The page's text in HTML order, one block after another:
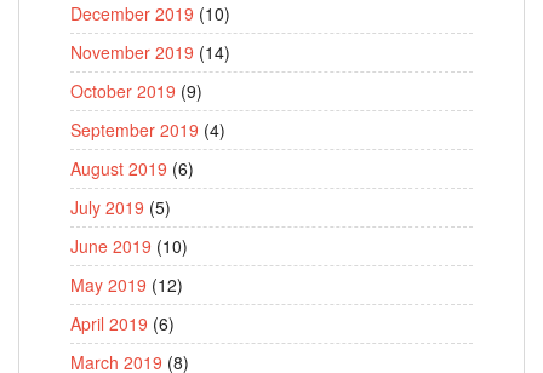
December 2019 (10)
November 2019 (14)
October 2019 (9)
September 2019 (4)
August 2019 (6)
July 2019 (5)
June 2019 (10)
May 2019 (12)
April 2019 (6)
March 2019 (8)